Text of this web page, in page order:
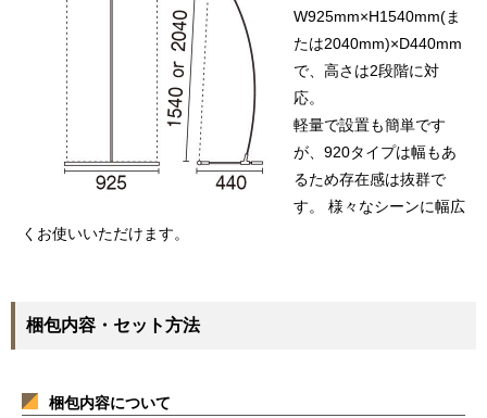
W925mm×H1540mm(ま
たは2040mm)×D440mm
で、高さは2段階に対
応。
軽量で設置も簡単です
が、920タイプは幅もあ
るため存在感は抜群で
す。 様々なシーンに幅広
くお使いいただけます。
梱包内容・セット方法
梱包内容について